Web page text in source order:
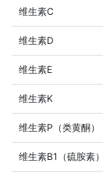
维生素C
维生素D
维生素E
维生素K
维生素P（类黄酮）
维生素B1（硫胺素）